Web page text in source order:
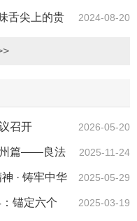
2024-08-20
舌尖上的贵
2026-05-20
召开
2025-11-24
州篇——良法
2025-05-29
· 铸牢中华
第八届中小学“未来之星
2025-03-19
锚定六个